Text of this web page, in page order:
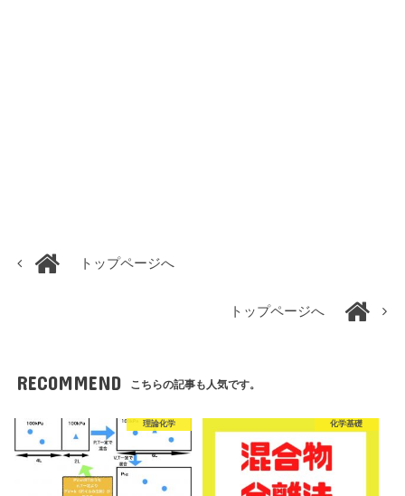
トップページへ
トップページへ
RECOMMEND こちらの記事も人気です。
理論化学 化学基礎